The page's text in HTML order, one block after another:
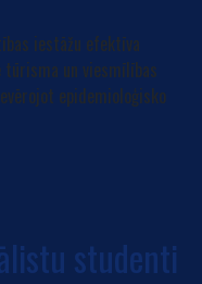
iestāžu efektīva
tūrisma un viesmīlības
epidemioloģisko
studenti